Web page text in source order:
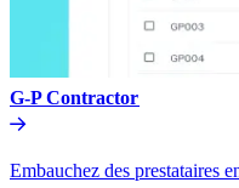
G-P Contractor​​
Embauchez des prestataires